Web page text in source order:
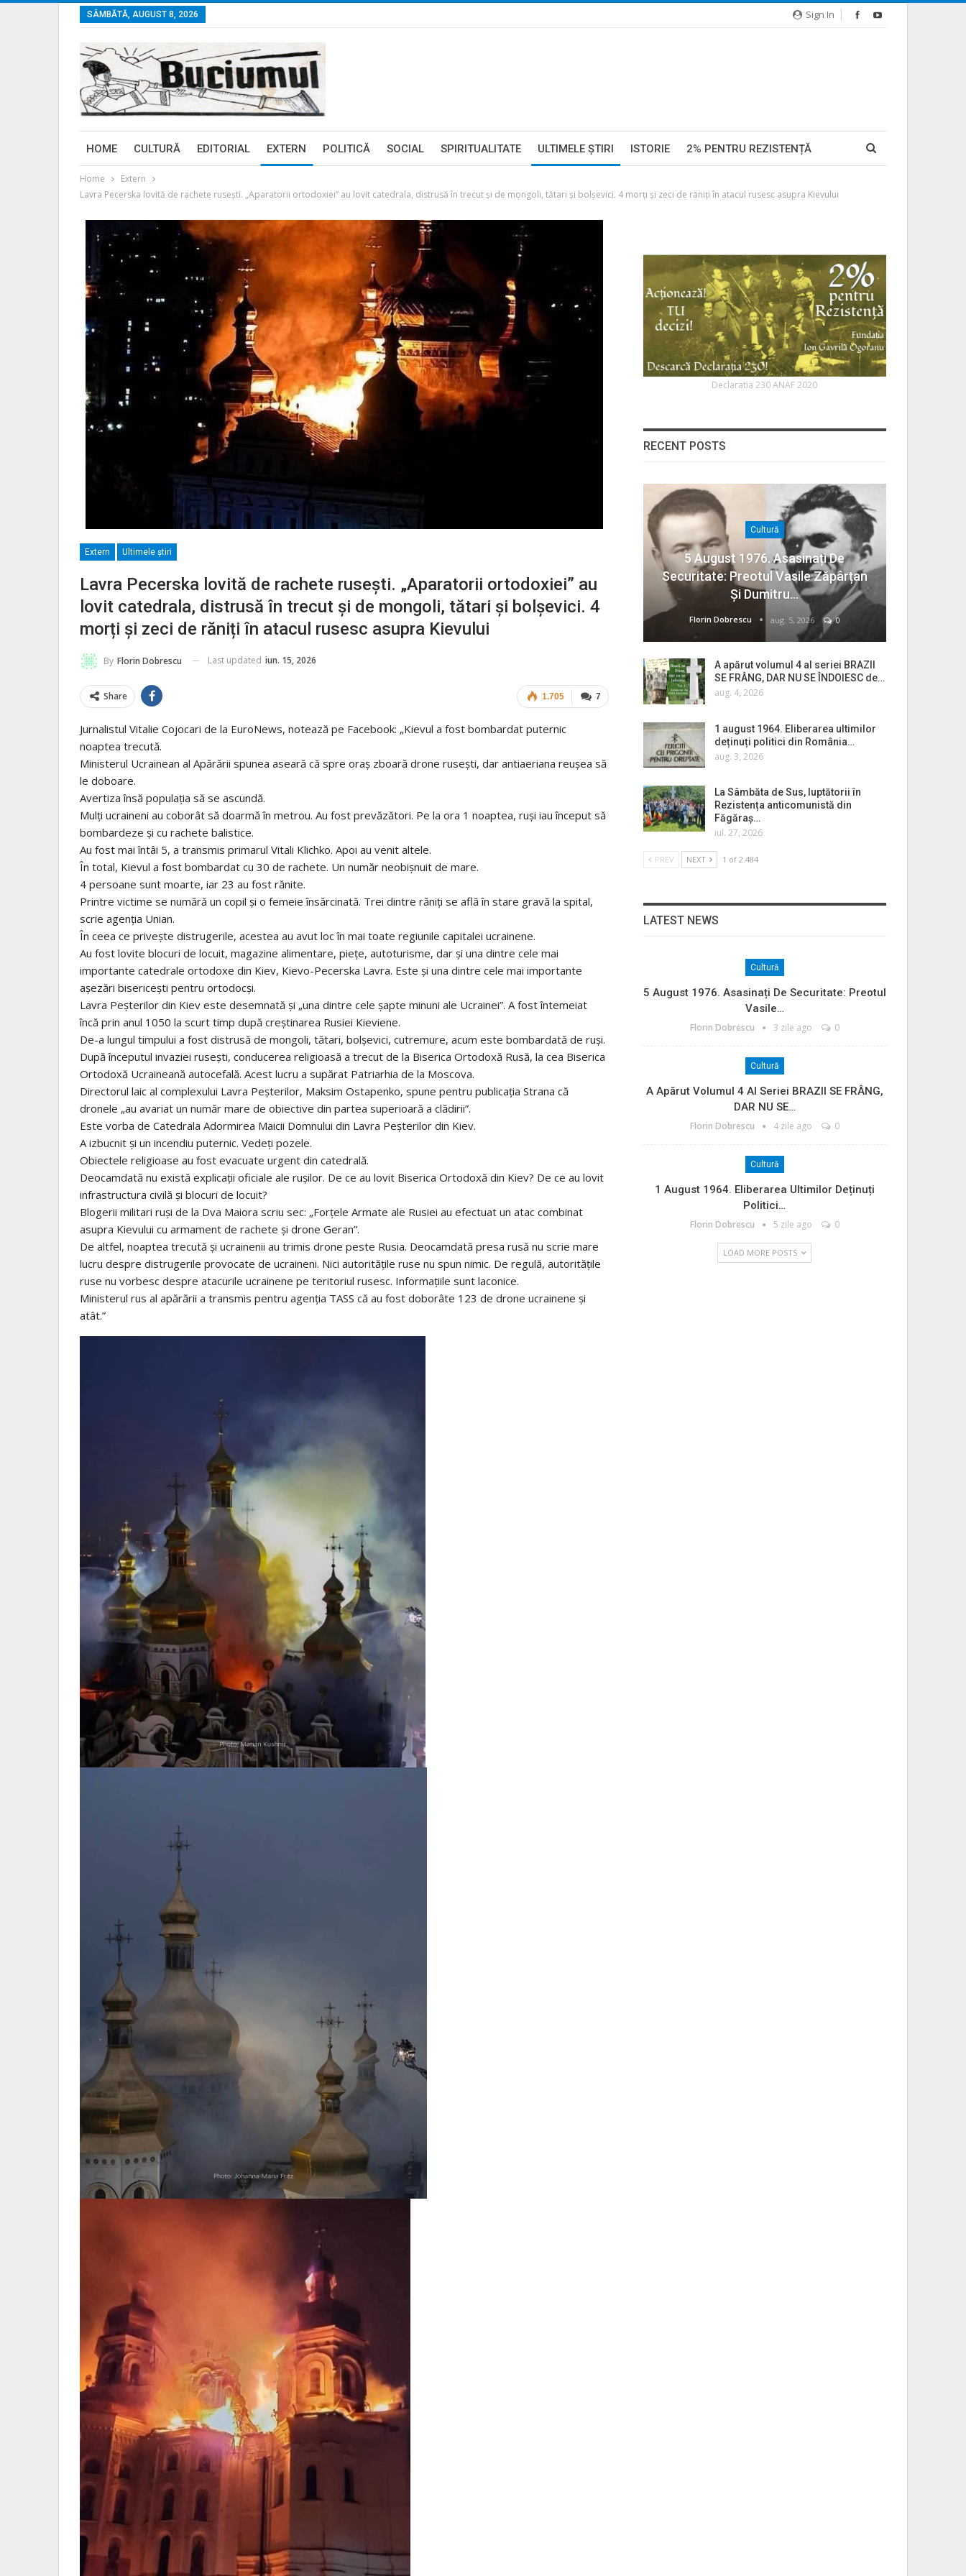
Sign In
SÂMBĂTĂ, AUGUST 8, 2026
HOME CULTURĂ EDITORIAL EXTERN POLITICĂ SOCIAL SPIRITUALITATE ULTIMELE ŞTIRI ISTORIE 2% PENTRU REZISTENȚĂ
Home
Extern
Lavra Pecerska lovită de rachete rusești. „Aparatorii ortodoxiei” au lovit catedrala, distrusă în trecut și de mongoli, tătari și bolșevici. 4 morți și zeci de răniți în atacul rusesc asupra Kievului
Extern Ultimele ştiri
Lavra Pecerska lovită de rachete rusești. „Aparatorii ortodoxiei” au
lovit catedrala, distrusă în trecut și de mongoli, tătari și bolșevici. 4
morți și zeci de răniți în atacul rusesc asupra Kievului
By Florin Dobrescu Last updated iun. 15, 2026
7
1.705
Share
Jurnalistul Vitalie Cojocari de la EuroNews, notează pe Facebook: „Kievul a fost bombardat puternic
noaptea trecută.
Ministerul Ucrainean al Apărării spunea aseară că spre oraș zboară drone rusești, dar antiaeriana reușea să
le doboare.
Avertiza însă populația să se ascundă.
Mulți ucraineni au coborât să doarmă în metrou. Au fost prevăzători. Pe la ora 1 noaptea, ruși iau început să
bombardeze și cu rachete balistice.
Au fost mai întâi 5, a transmis primarul Vitali Klichko. Apoi au venit altele.
În total, Kievul a fost bombardat cu 30 de rachete. Un număr neobișnuit de mare.
4 persoane sunt moarte, iar 23 au fost rănite.
Printre victime se numără un copil și o femeie însărcinată. Trei dintre răniți se află în stare gravă la spital,
scrie agenția Unian.
În ceea ce privește distrugerile, acestea au avut loc în mai toate regiunile capitalei ucrainene.
Au fost lovite blocuri de locuit, magazine alimentare, piețe, autoturisme, dar și una dintre cele mai
importante catedrale ortodoxe din Kiev, Kievo-Pecerska Lavra. Este și una dintre cele mai importante
așezări bisericești pentru ortodocși.
Lavra Peșterilor din Kiev este desemnată și „una dintre cele șapte minuni ale Ucrainei⁠”. A fost întemeiat
încă prin anul 1050 la scurt timp după creștinarea Rusiei Kieviene.
De-a lungul timpului a fost distrusă de mongoli, tătari, bolșevici, cutremure, acum este bombardată de ruși.
După începutul invaziei rusești, conducerea religioasă a trecut de la Biserica Ortodoxă Rusă, la cea Biserica
Ortodoxă Ucraineană autocefală. Acest lucru a supărat Patriarhia de la Moscova.
Directorul laic al complexului Lavra Peșterilor, Maksim Ostapenko, spune pentru publicația Strana că
dronele „au avariat un număr mare de obiective din partea superioară a clădirii”.
Este vorba de Catedrala Adormirea Maicii Domnului din Lavra Peșterilor din Kiev.
A izbucnit și un incendiu puternic. Vedeți pozele.
Obiectele religioase au fost evacuate urgent din catedrală.
Deocamdată nu există explicații oficiale ale rușilor. De ce au lovit Biserica Ortodoxă din Kiev? De ce au lovit
infrastructura civilă și blocuri de locuit?
Blogerii militari ruși de la Dva Maiora scriu sec: „Forțele Armate ale Rusiei au efectuat un atac combinat
asupra Kievului cu armament de rachete și drone Geran”.
De altfel, noaptea trecută și ucrainenii au trimis drone peste Rusia. Deocamdată presa rusă nu scrie mare
lucru despre distrugerile provocate de ucraineni. Nici autoritățile ruse nu spun nimic. De regulă, autoritățile
ruse nu vorbesc despre atacurile ucrainene pe teritoriul rusesc. Informațiile sunt laconice.
Ministerul rus al apărării a transmis pentru agenția TASS că au fost doborâte 123 de drone ucrainene și
atât.”
Declaratia 230 ANAF 2020
RECENT POSTS
Cultură
5 August 1976. Asasinați De
Securitate: Preotul Vasile Zăpârțan
Și Dumitru…
Florin Dobrescu aug. 5, 2026 0
A apărut volumul 4 al seriei BRAZII
SE FRÂNG, DAR NU SE ÎNDOIESC de…
aug. 4, 2026
1 august 1964. Eliberarea ultimilor
deținuți politici din România…
aug. 3, 2026
La Sâmbăta de Sus, luptătorii în
Rezistența anticomunistă din
Făgăraș…
iul. 27, 2026
PREV NEXT 1 of 2.484
LATEST NEWS
Cultură
5 August 1976. Asasinați De Securitate: Preotul
Vasile…
Florin Dobrescu 3 zile ago 0
Cultură
A Apărut Volumul 4 Al Seriei BRAZII SE FRÂNG,
DAR NU SE…
Florin Dobrescu 4 zile ago 0
Cultură
1 August 1964. Eliberarea Ultimilor Deținuți
Politici…
Florin Dobrescu 5 zile ago 0
LOAD MORE POSTS